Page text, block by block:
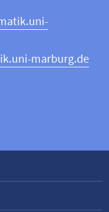
marburg.de